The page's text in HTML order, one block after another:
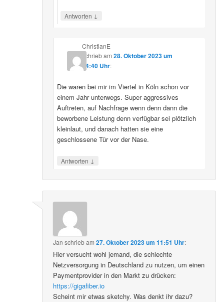
Antworten ↓
ChristianE
schriebam 28. Oktober 2023 um
14:40 Uhr:
Die waren bei mir im Viertel in Köln schon vor
einem Jahr unterwegs. Super aggressives
Auftreten, auf Nachfrage wenn denn dann die
beworbene Leistung denn verfügbar sei plötzlich
kleinlaut, und danach hatten sie eine
geschlossene Tür vor der Nase.
Antworten ↓
Jan schriebam27. Oktober 2023 um 11:51 Uhr:
Hier versucht wohl jemand, die schlechte
Netzversorgung in Deutschland zu nutzen, um einen
Paymentprovider in den Markt zu drücken:
https://gigafiber.io
Scheint mir etwas sketchy. Was denkt ihr dazu?